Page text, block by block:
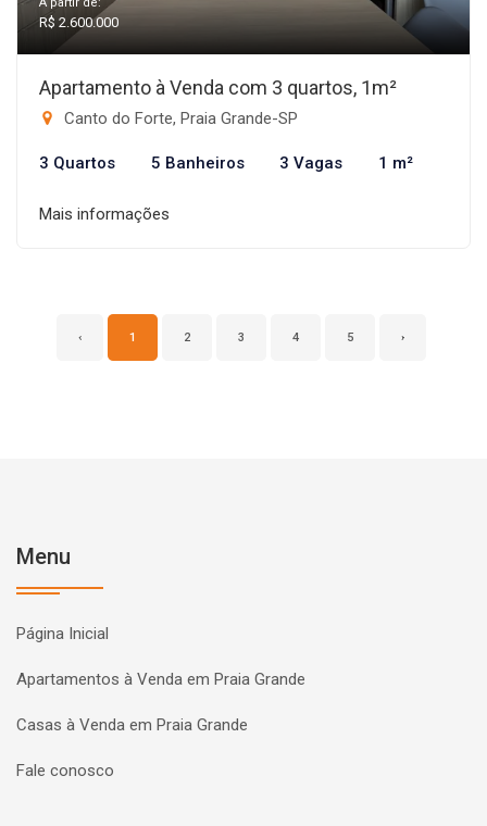
R$ 2.600.000
Apartamento à Venda com 3 quartos, 1m²
Canto do Forte, Praia Grande-SP
3 Quartos 5 Banheiros 3 Vagas 1 m²
Mais informações
‹ 1 2 3 4 5 ›
Menu
Página Inicial
Apartamentos à Venda em Praia Grande
Casas à Venda em Praia Grande
Fale conosco